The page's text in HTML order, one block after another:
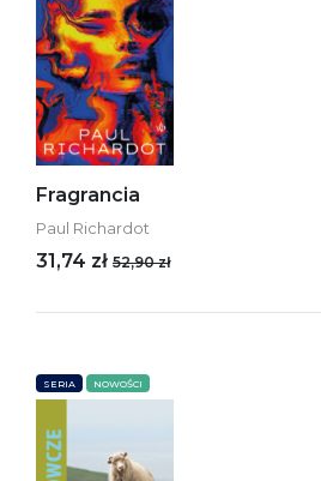
Fragrancia
Paul Richardot
31,74 zł 52,90 zł
SERIA NOWOŚCI